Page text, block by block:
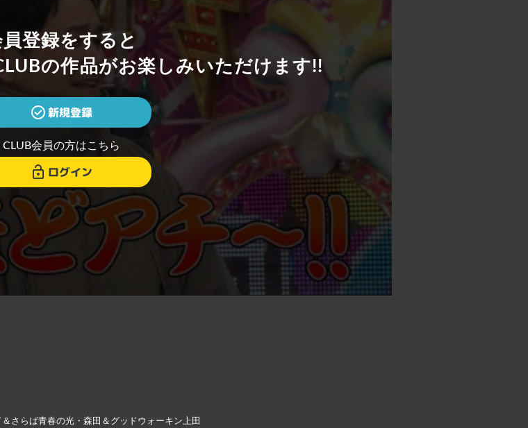
員登録をすると
の作品がお楽しみいただけます!!
新規登録
CLUB会員の方はこちら
ログイン
さらば青春の光・森田＆グッドウォーキン上田